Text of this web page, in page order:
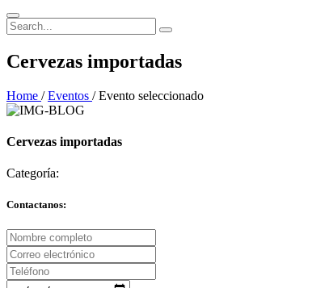
Cervezas importadas
Home / Eventos / Evento seleccionado
Cervezas importadas
Categoría:
Contactanos: